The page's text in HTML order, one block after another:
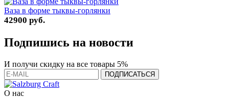
Ваза в форме тыквы-горлянки
42900 руб.
Подпишись на новости
И получи скидку на все товары 5%
О нас